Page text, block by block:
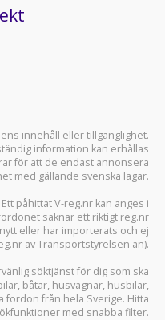
innehåll eller tillgänglighet.
information kan erhållas
för att de endast annonsera
med gällande svenska lagar.
påhittat V-reg.nr kan anges i
saknar ett riktigt reg.nr
eller har importerats och ej
av Transportstyrelsen än).
söktjänst för dig som ska
, båtar, husvagnar, husbilar,
fordon från hela Sverige. Hitta
med snabba filter.